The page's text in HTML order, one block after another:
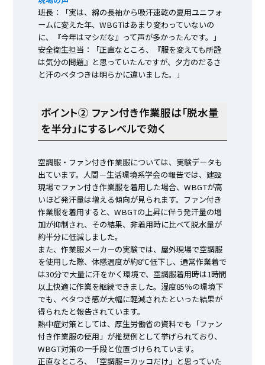
班長：「実は、綿の長袖から吸汗速乾の夏用ユニフォ
ームに変えた年、WBGTはあまり変わっていないの
に、『今年はマシだな』って声が多かったんです。」
安全衛生担当：「正直なところ、『服を変えても所詮
は気分の問題』と思っていたんですが、夕方のだるさ
と汗のベタつきは明らかに違いました。」
ポイント② ファン付き作業服は「脱水量
を半分」にするレベルで効く
空調服・ファン付き作業服については、実験データも
出ています。人間－生活環境系学会の報告では、建設
現場でファン付き作業服を着用した場合、WBGTが高
いほど発汗量は増える傾向が見られます。ファン付き
作業服を着用すると、WBGTの上昇に伴う発汗量の増
加が抑制され、その結果、非着用時に比べて脱水量が
約半分に低減しました。
また、作業服メーカーの実験では、屋外現場で空調服
を使用した際、体感温度が約8℃低下し、通常作業着で
は30分で大量に汗をかく環境で、空調服着用時は1時間
以上快適に作業を継続できました。湿度85％の環境下
でも、ベタつき感が大幅に軽減されたといった結果が
得られたと報告されています。
熱中症対策としては、厚生労働省の資料でも「ファン
付き作業服の使用」が推奨例として挙げられており、
WBGT対策の一手段と位置づけられています。
正直なところ、「空調服＝カッコだけ」と思っていた